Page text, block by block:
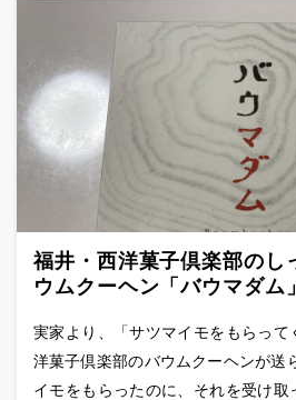
福井・西洋菓子倶楽部のし
ウムクーヘン「バウマダム」
実家より、「サツマイモをもらっ
洋菓子倶楽部のバウムクーヘンが送
イモをもらったのに、それを受け取